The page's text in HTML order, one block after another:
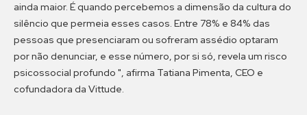
ainda maior. É quando percebemos a dimensão da cultura do
silêncio que permeia esses casos. Entre 78% e 84% das
pessoas que presenciaram ou sofreram assédio optaram
por não denunciar, e esse número, por si só, revela um risco
psicossocial profundo ", afirma Tatiana Pimenta, CEO e
cofundadora da Vittude.